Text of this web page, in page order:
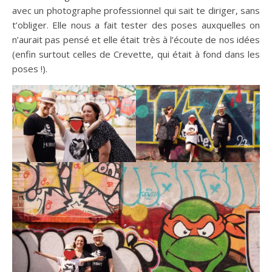
avec un photographe professionnel qui sait te diriger, sans
t’obliger. Elle nous a fait tester des poses auxquelles on
n’aurait pas pensé et elle était très à l’écoute de nos idées
(enfin surtout celles de Crevette, qui était à fond dans les
poses !).